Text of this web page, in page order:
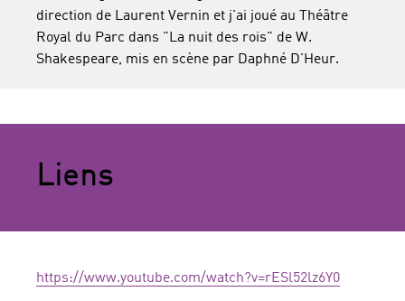
direction de Laurent Vernin et j'ai joué au Théâtre
Royal du Parc dans "La nuit des rois" de W.
Shakespeare, mis en scène par Daphné D'Heur.
Liens
https://www.youtube.com/watch?v=rESl52lz6Y0